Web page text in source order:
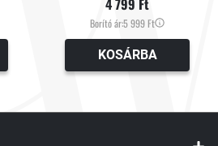
Borító ár:5 999 Ft
KOSÁRBA